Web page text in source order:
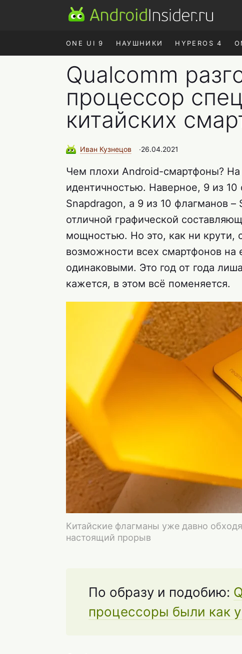
ONE UI 9 НАУШНИКИ HYPEROS 4
Qualcomm
процессор
китайских
Иван Кузнецов ∙26.04.2021
Чем плохи Android-смартфоны? На
идентичностью. Наверное, 9 из
Snapdragon, а 9 из 10 флагманов
отличной графической
мощностью. Но это, как ни крути,
возможности всех смартфонов на
одинаковыми. Это год от года
кажется, в этом всё поменяется.
Китайские флагманы уже давно
настоящий прорыв
По образу и подобию:
процессоры были как